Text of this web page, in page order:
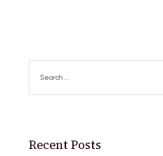
for:
Recent Posts